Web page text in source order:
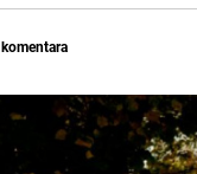
komentara